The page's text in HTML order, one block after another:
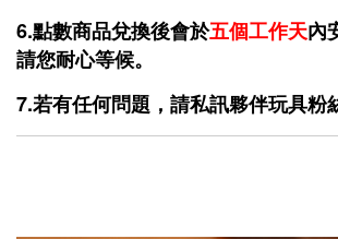
6.點數商品兌換後會於五個工作天內
請您耐心等候。
7.若有任何問題，請私訊夥伴玩具粉